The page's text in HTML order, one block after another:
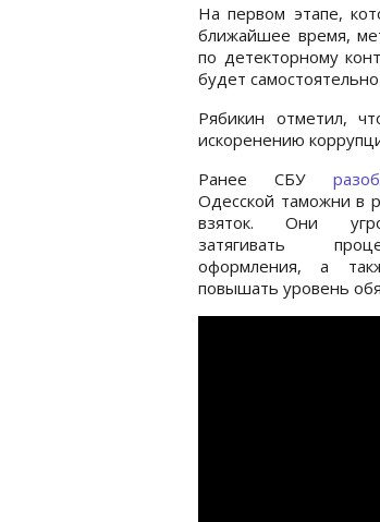
На первом этапе,
ближайшее время,
по детекторному
будет
Рябикин отметил,
искоренению
Ранее СБУ
Одесской таможни в
взяток. Они
затягивать
оформления, а
повышать уровень